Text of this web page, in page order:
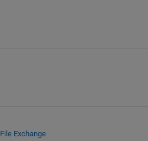
File Exchange